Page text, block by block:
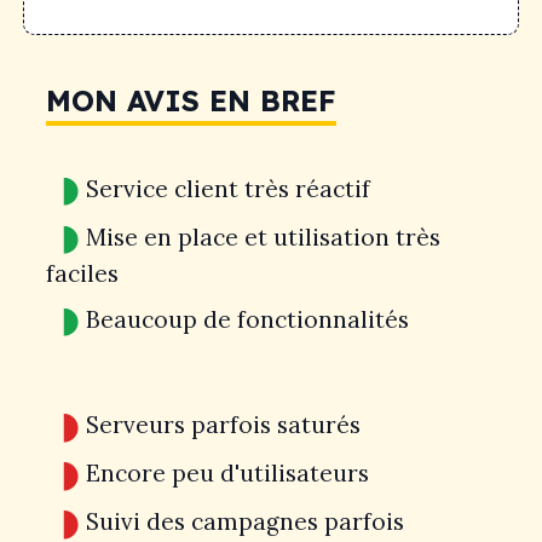
MON AVIS EN BREF
Service client très réactif
Mise en place et utilisation très
faciles
Beaucoup de fonctionnalités
Serveurs parfois saturés
Encore peu d'utilisateurs
Suivi des campagnes parfois